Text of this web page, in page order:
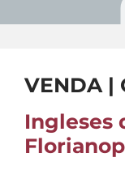
VENDA |
Ingleses